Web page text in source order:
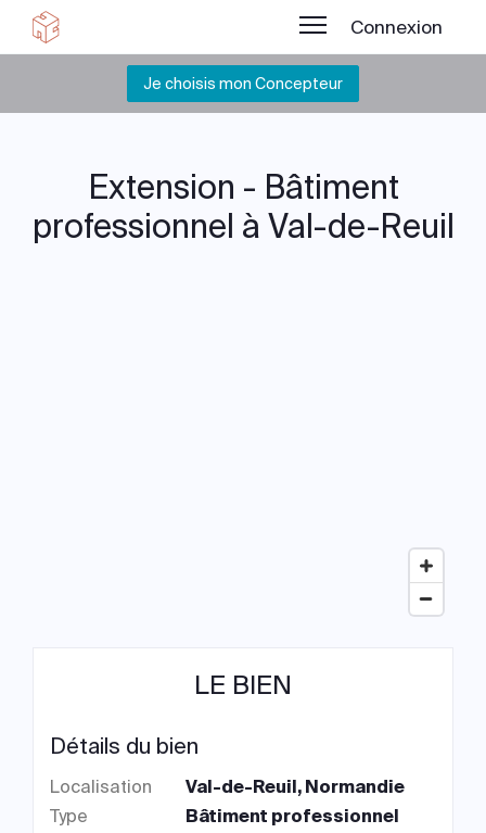
Connexion
Je choisis mon Concepteur
Extension - Bâtiment
professionnel à Val-de-Reuil
LE BIEN
Détails du bien
Localisation
Val-de-Reuil, Normandie
Type
Bâtiment professionnel